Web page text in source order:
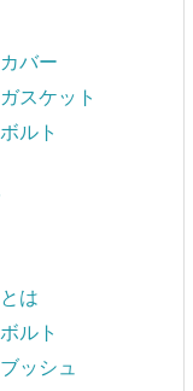
バー
スケット
ルト
は
ルト
ッシュ